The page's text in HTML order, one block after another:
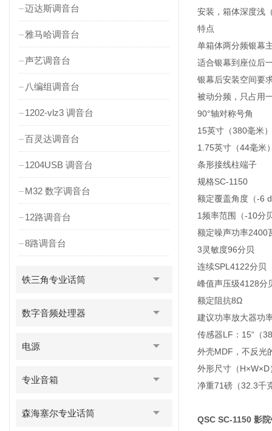
迈达斯调音台
雅马哈调音台
声艺调音台
八编组调音台
1202-vlz3 调音台
百灵达调音台
1204USB 调音台
M32 数字调音台
12路调音台
8路调音台
铁三角专业话筒
数字音频处理器
电源
专业音箱
森海塞尔专业话筒
安装，箱体深度浅
特点
单箱体两分频银幕
适合银幕到座位后
银幕后安装空间要
被动分频，只占用
90°轴对称号角
15英寸（380毫米
1.75英寸（44毫米
条形接线柱端子
规格SC-1150
额定覆盖角度（-6
1频率范围（-10分
额定噪声功率2400
3灵敏度96分贝
连续SPL4122分贝
峰值声压级4128分
额定阻抗8Ω
建议功率放大器功
传感器LF：15“（
外壳MDF，不反光
外形尺寸（
净重71磅（32.3千
QSC SC-1150 影